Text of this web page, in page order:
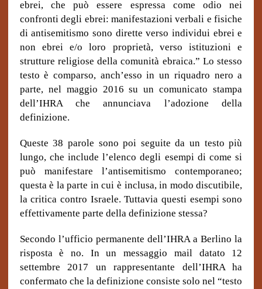
ebrei, che può essere espressa come odio nei
confronti degli ebrei: manifestazioni verbali e fisiche
di antisemitismo sono dirette verso individui ebrei e
non ebrei e/o loro proprietà, verso istituzioni e
strutture religiose della comunità ebraica.” Lo stesso
testo è comparso, anch’esso in un riquadro nero a
parte, nel maggio 2016 su un comunicato stampa
dell’IHRA che annunciava l’adozione della
definizione.
Queste 38 parole sono poi seguite da un testo più
lungo, che include l’elenco degli esempi di come si
può manifestare l’antisemitismo contemporaneo;
questa è la parte in cui è inclusa, in modo discutibile,
la critica contro Israele. Tuttavia questi esempi sono
effettivamente parte della definizione stessa?
Secondo l’ufficio permanente dell’IHRA a Berlino la
risposta è no. In un messaggio mail datato 12
settembre 2017 un rappresentante dell’IHRA ha
confermato che la definizione consiste solo nel “testo